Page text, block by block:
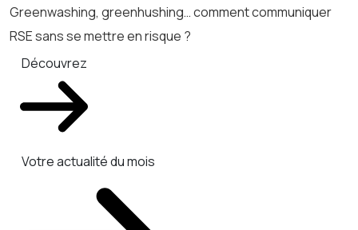
Greenwashing, greenhushing… comment communiquer
RSE sans se mettre en risque ?
Découvrez
Votre actualité du mois